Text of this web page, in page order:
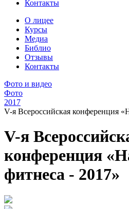
Контакты
О лицее
Курсы
Медиа
Библио
Отзывы
Контакты
Фото и видео
Фото
2017
V-я Всероссийская конференция
V-я
конференция
фитнеса - 2017»